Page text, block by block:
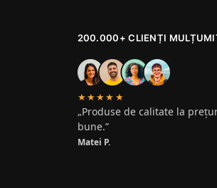
200.000+ CLIENȚI
★★★★★
„Produse de calitate la
bune.”
Matei P.